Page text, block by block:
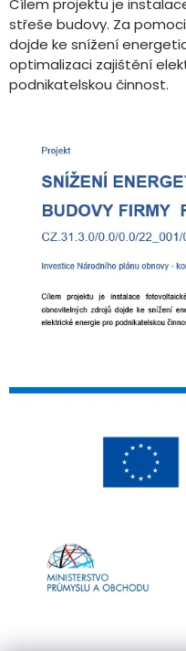
Cílem projektu je
střeše budovy. Za
dojde ke snížení
optimalizaci zajištění
podnikatelskou činnost.